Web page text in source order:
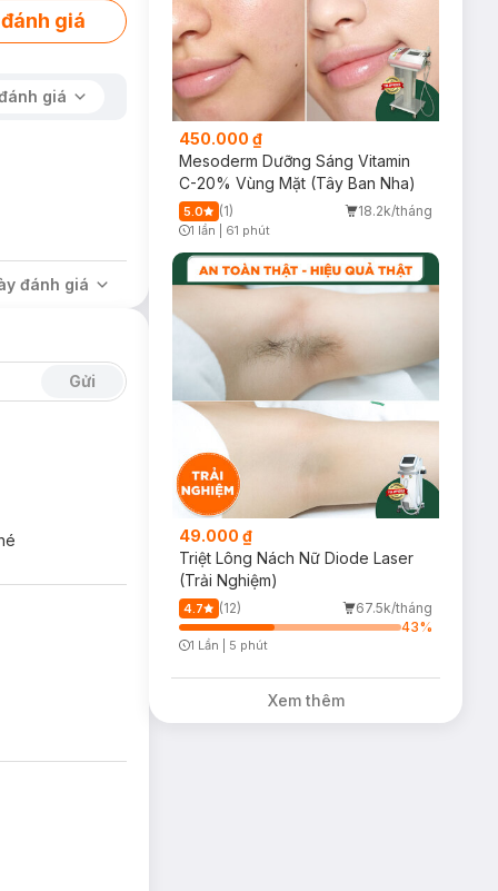
mọng. Thành
giá
giá
đánh giá
Gửi
450.000 ₫
Mesoderm Dưỡng Sáng Vitamin
C-20% Vùng Mặt (Tây Ban Nha)
5.0 (1) 18.2k/tháng
Timer Gray Icon
1 lần 61 phút
49.000 ₫
Triệt Lông Nách Nữ Diode Laser
(Trải Nghiệm)
4.7 (12)
67.5k/tháng
43%
1 Lần 5 phút
Xem thêm